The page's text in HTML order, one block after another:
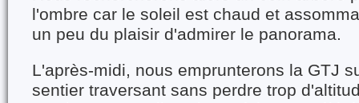
l'ombre car le soleil est chaud et
un peu du plaisir d'admirer le panorama.
L'après-midi, nous emprunterons la GTJ
sentier traversant sans perdre trop